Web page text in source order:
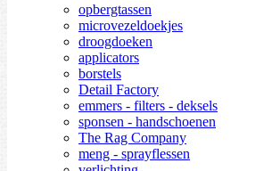
opbergtassen
microvezeldoekjes
droogdoeken
applicators
borstels
Detail Factory
emmers - filters - deksels
sponsen - handschoenen
The Rag Company
meng - sprayflessen